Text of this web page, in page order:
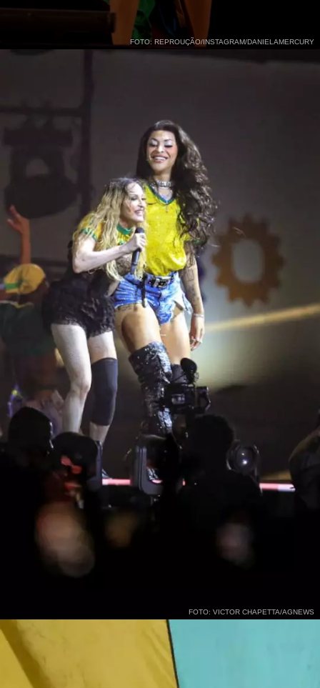
FOTO: REPROUÇÃO/INSTAGRAM/DANIELAMERCURY
FOTO: VICTOR CHAPETTA/AGNEWS